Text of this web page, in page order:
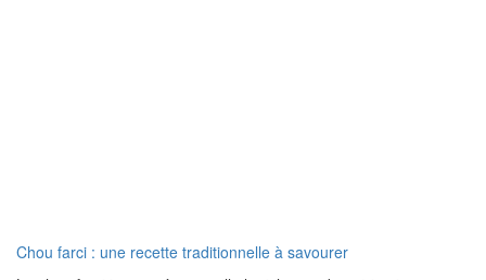
Chou farci : une recette traditionnelle à savourer